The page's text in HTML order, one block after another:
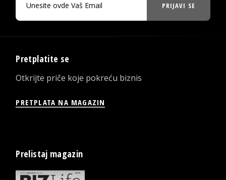
PRIJAVI SE
Pretplatite se
Otkrijte priče koje pokreću biznis
PRETPLATA NA MAGAZIN
Prelistaj magazin